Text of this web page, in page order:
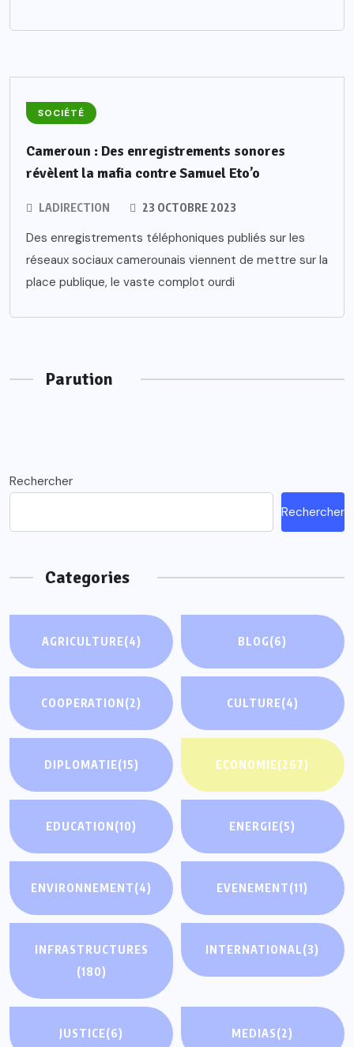
SOCIÉTÉ
Cameroun : Des enregistrements sonores
révèlent la mafia contre Samuel Eto’o
LADIRECTION 23 OCTOBRE 2023
Des enregistrements téléphoniques publiés sur les
réseaux sociaux camerounais viennent de mettre sur la
place publique, le vaste complot ourdi
Parution
Rechercher
Rechercher
Categories
AGRICULTURE(4) BLOG(6)
COOPERATION(2) CULTURE(4)
DIPLOMATIE(15) ECONOMIE(267)
EDUCATION(10) ENERGIE(5)
ENVIRONNEMENT(4) EVENEMENT(11)
INFRASTRUCTURES
(180)
INTERNATIONAL(3)
JUSTICE(6) MEDIAS(2)